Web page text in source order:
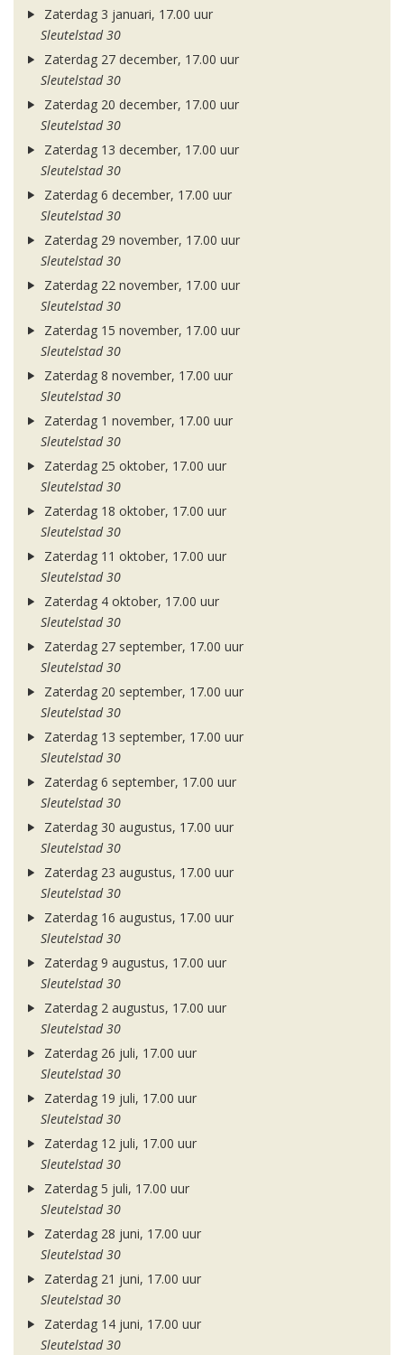
Zaterdag 3 januari, 17.00 uur
Sleutelstad 30
Zaterdag 27 december, 17.00 uur
Sleutelstad 30
Zaterdag 20 december, 17.00 uur
Sleutelstad 30
Zaterdag 13 december, 17.00 uur
Sleutelstad 30
Zaterdag 6 december, 17.00 uur
Sleutelstad 30
Zaterdag 29 november, 17.00 uur
Sleutelstad 30
Zaterdag 22 november, 17.00 uur
Sleutelstad 30
Zaterdag 15 november, 17.00 uur
Sleutelstad 30
Zaterdag 8 november, 17.00 uur
Sleutelstad 30
Zaterdag 1 november, 17.00 uur
Sleutelstad 30
Zaterdag 25 oktober, 17.00 uur
Sleutelstad 30
Zaterdag 18 oktober, 17.00 uur
Sleutelstad 30
Zaterdag 11 oktober, 17.00 uur
Sleutelstad 30
Zaterdag 4 oktober, 17.00 uur
Sleutelstad 30
Zaterdag 27 september, 17.00 uur
Sleutelstad 30
Zaterdag 20 september, 17.00 uur
Sleutelstad 30
Zaterdag 13 september, 17.00 uur
Sleutelstad 30
Zaterdag 6 september, 17.00 uur
Sleutelstad 30
Zaterdag 30 augustus, 17.00 uur
Sleutelstad 30
Zaterdag 23 augustus, 17.00 uur
Sleutelstad 30
Zaterdag 16 augustus, 17.00 uur
Sleutelstad 30
Zaterdag 9 augustus, 17.00 uur
Sleutelstad 30
Zaterdag 2 augustus, 17.00 uur
Sleutelstad 30
Zaterdag 26 juli, 17.00 uur
Sleutelstad 30
Zaterdag 19 juli, 17.00 uur
Sleutelstad 30
Zaterdag 12 juli, 17.00 uur
Sleutelstad 30
Zaterdag 5 juli, 17.00 uur
Sleutelstad 30
Zaterdag 28 juni, 17.00 uur
Sleutelstad 30
Zaterdag 21 juni, 17.00 uur
Sleutelstad 30
Zaterdag 14 juni, 17.00 uur
Sleutelstad 30